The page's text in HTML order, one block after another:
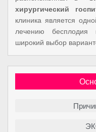
хирургический
клиника является
лечению
широкий выбор